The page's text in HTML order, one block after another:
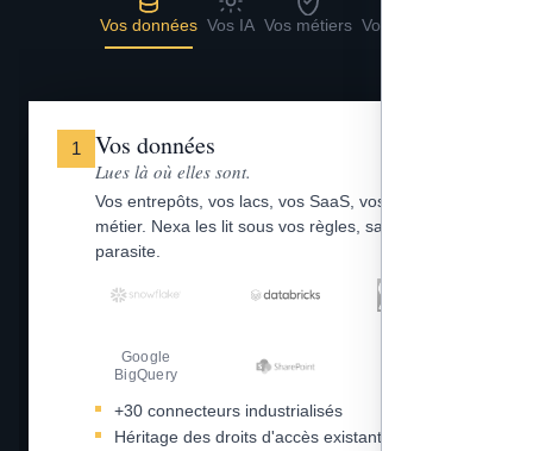
Vos données Vos IA Vos métiers Vos outils
1 Vos données
Lues là où elles sont.
Vos entrepôts, vos lacs, vos SaaS, vos fichiers
métier. Nexa les lit sous vos règles, sans copie
parasite.
Google
BigQuery
+30 connecteurs industrialisés
Héritage des droits d'accès existants